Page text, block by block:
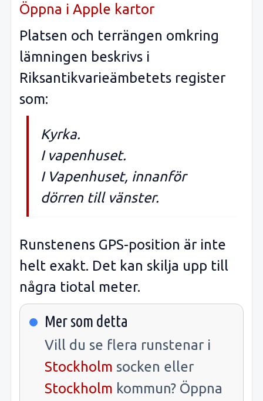
Öppna i Apple kartor
Platsen och terrängen omkring
lämningen beskrivs i
Riksantikvarieämbetets register
som:
Kyrka.
I vapenhuset.
I Vapenhuset, innanför
dörren till vänster.
Runstenens GPS-position är inte
helt exakt. Det kan skilja upp till
några tiotal meter.
Mer som detta
Vill du se flera runstenar i
Stockholm socken eller
Stockholm kommun? Öppna